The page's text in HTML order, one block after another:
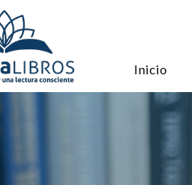
Inicio